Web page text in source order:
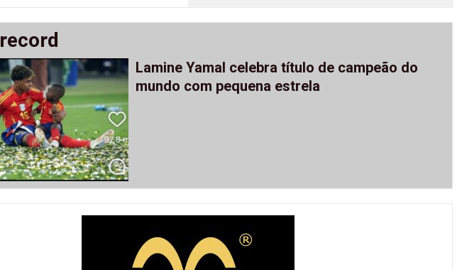
Lamine Yamal celebra título de campeão do
mundo com pequena estrela